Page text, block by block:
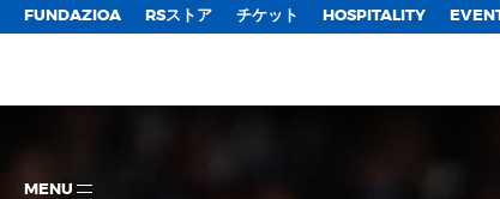
FUNDAZIOA RSストア チケット HOSPITALITY
MENU